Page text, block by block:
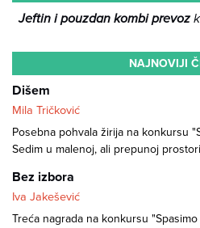
Jeftin i pouzdan kombi prevoz
NAJNOVIJI
Dišem
Mila Tričković
Posebna pohvala žirija na konkursu
Sedim u malenoj, ali prepunoj
Bez izbora
Iva Jakešević
Treća nagrada na konkursu